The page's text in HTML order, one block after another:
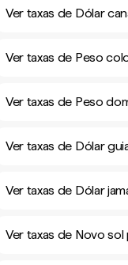
Ver taxas de Dólar
Ver taxas de Peso
Ver taxas de Peso
Ver taxas de Dólar
Ver taxas de Dólar
Ver taxas de Novo